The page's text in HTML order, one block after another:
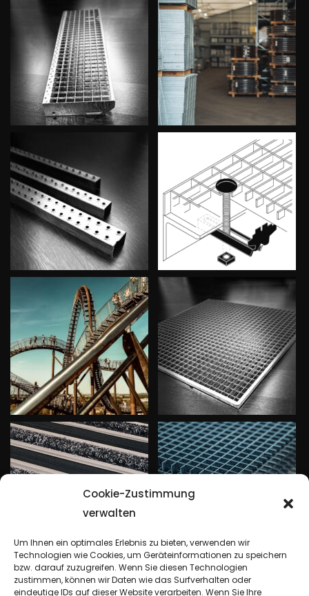
Cookie-Zustimmung
verwalten
Um Ihnen ein optimales Erlebnis zu bieten, verwenden wir
Technologien wie Cookies, um Geräteinformationen zu speichern
bzw. darauf zuzugreifen. Wenn Sie diesen Technologien
zustimmen, können wir Daten wie das Surfverhalten oder
eindeutige IDs auf dieser Website verarbeiten. Wenn Sie Ihre